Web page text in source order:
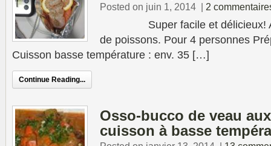
Posted on juin 1, 2014 | 2
Super facile et délicieux! A
de poissons. Pour 4 personnes
Cuisson basse température : env. 35 […]
Continue Reading...
Osso-bucco de veau
cuisson à basse